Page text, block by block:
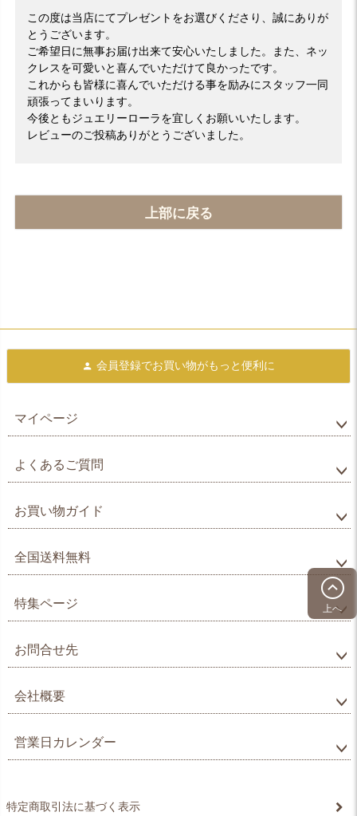
この度は当店にてプレゼントをお選びくださり、誠にありが
とうございます。
ご希望日に無事お届け出来て安心いたしました。また、ネッ
クレスを可愛いと喜んでいただけて良かったです。
これからも皆様に喜んでいただける事を励みにスタッフ一同
頑張ってまいります。
今後ともジュエリーローラを宜しくお願いいたします。
レビューのご投稿ありがとうございました。
上部に戻る
上へ
会員登録でお買い物がもっと便利に
マイページ
よくあるご質問
お買い物ガイド
全国送料無料
特集ページ
お問合せ先
会社概要
営業日カレンダー
特定商取引法に基づく表示